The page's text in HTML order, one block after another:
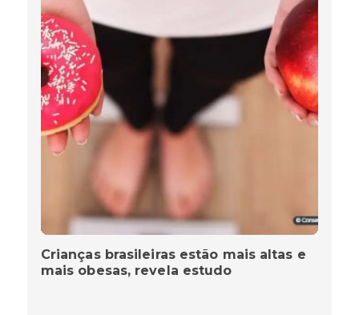
Crianças brasileiras estão mais altas e
mais obesas, revela estudo